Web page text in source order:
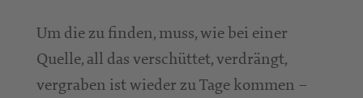
Um die zu finden, muss, wie bei einer
Quelle, all das verschüttet, verdrängt,
vergraben ist wieder zu Tage kommen –